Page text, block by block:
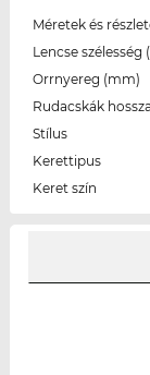
Méretek és
Lencse szélesség
Orrnyereg (mm)
Rudacskák hossza
Stílus
Kerettipus
Keret szín